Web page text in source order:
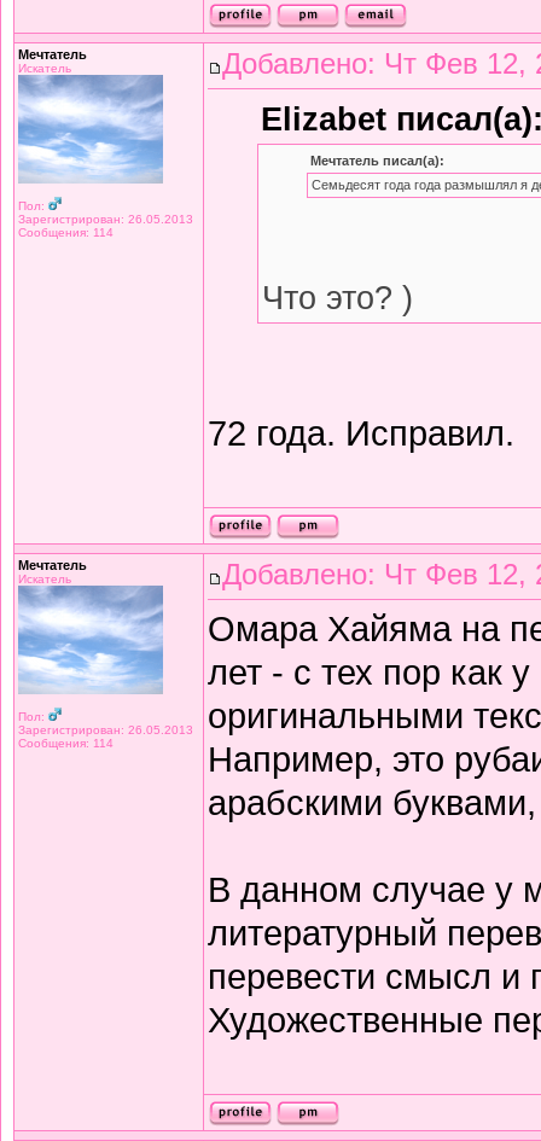
Мечтатель
Искатель
Пол:
Зарегистрирован: 26.05.2013
Сообщения: 114
Добавлено: Чт Фев 12,
Elizabet
Мечтатель писал(а):
Семьдесят года года размышлял я
Что это? )
72 года. Исправил.
Мечтатель
Искатель
Пол:
Зарегистрирован: 26.05.2013
Сообщения: 114
Добавлено: Чт Фев 12,
Омара Хайяма на
лет - с тех пор как
оригинальными
Например, это
арабскими
В данном случае у
литературный
перевести смысл и
Художественные